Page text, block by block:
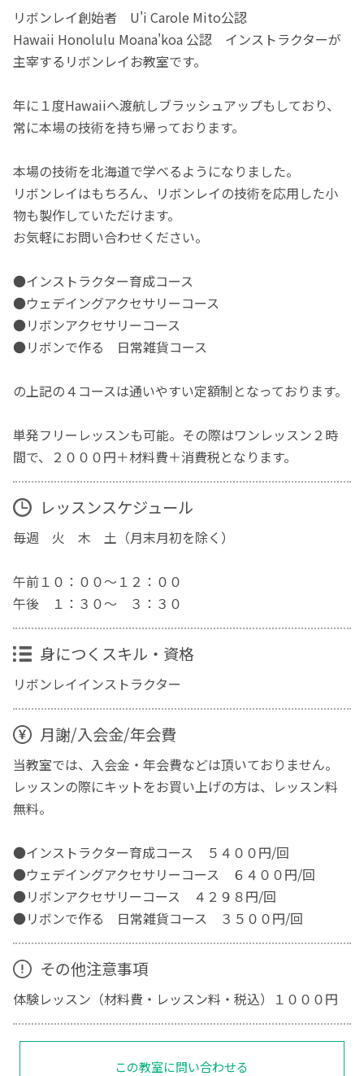
リボンレイ創始者 U'i Carole Mito公認
Hawaii Honolulu Moana'koa 公認 インストラクターが
主宰するリボンレイお教室です。
年に１度Hawaiiへ渡航しブラッシュアップもしており、
常に本場の技術を持ち帰っております。
本場の技術を北海道で学べるようになりました。
リボンレイはもちろん、リボンレイの技術を応用した小
物も製作していただけます。
お気軽にお問い合わせください。
●インストラクター育成コース
●ウェデイングアクセサリーコース
●リボンアクセサリーコース
●リボンで作る 日常雑貨コース
の上記の４コースは通いやすい定額制となっております。
単発フリーレッスンも可能。その際はワンレッスン２時
間で、２０００円＋材料費＋消費税となります。
レッスンスケジュール
毎週 火 木 土（月末月初を除く）
午前１０：００〜１２：００
午後 １：３０〜 ３：３０
身につくスキル・資格
リボンレイインストラクター
月謝/入会金/年会費
当教室では、入会金・年会費などは頂いておりません。
レッスンの際にキットをお買い上げの方は、レッスン料
無料。
●インストラクター育成コース ５４００円/回
●ウェデイングアクセサリーコース ６４００円/回
●リボンアクセサリーコース ４２９８円/回
●リボンで作る 日常雑貨コース ３５００円/回
その他注意事項
体験レッスン（材料費・レッスン料・税込）１０００円
この教室に問い合わせる